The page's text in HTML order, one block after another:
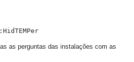
as perguntas das instalações com as